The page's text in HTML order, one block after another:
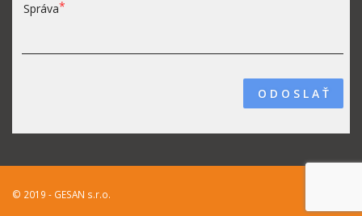
Správa
O D O S L A Ť
© 2019 - GESAN s.r.o.